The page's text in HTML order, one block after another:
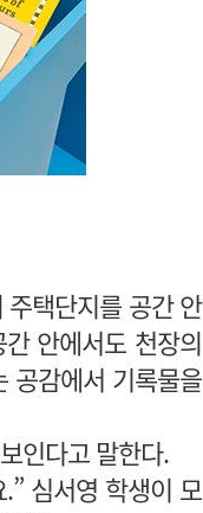
주택단지를 공간 안
안에서도 천장의
공감에서 기록물을
인다고 말한다.
심서영 학생이 모